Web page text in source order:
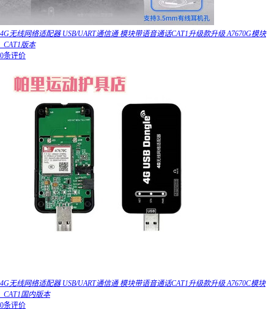
4G无线网络适配器 USB/UART通信通 模块带语音通话CAT1升级款升级 A7670G模块
_CAT1版本
0条评价
4G无线网络适配器 USB/UART通信通 模块带语音通话CAT1升级款升级 A7670C模块
_CAT1国内版本
0条评价